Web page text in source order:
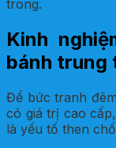
trong.
Kinh
bánh trung
Để bức tranh
có giá trị cao
là yếu tố then